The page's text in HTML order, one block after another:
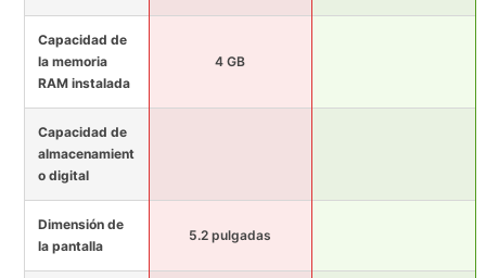
Capacidad de
la memoria
RAM instalada
4 GB
Capacidad de
almacenamient
o digital
Dimensión de
la pantalla
5.2 pulgadas